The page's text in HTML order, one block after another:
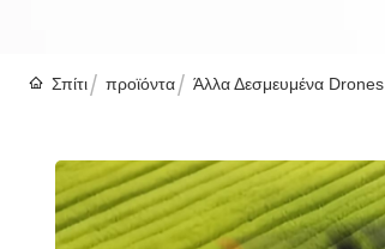
Σπίτι προϊόντα Άλλα Δεσμευμένα Drones